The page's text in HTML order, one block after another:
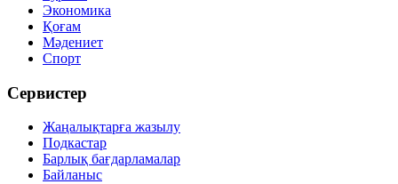
Экономика
Қоғам
Мәдениет
Спорт
Сервистер
Жаңалықтарға жазылу
Подкастар
Барлық бағдарламалар
Байланыс